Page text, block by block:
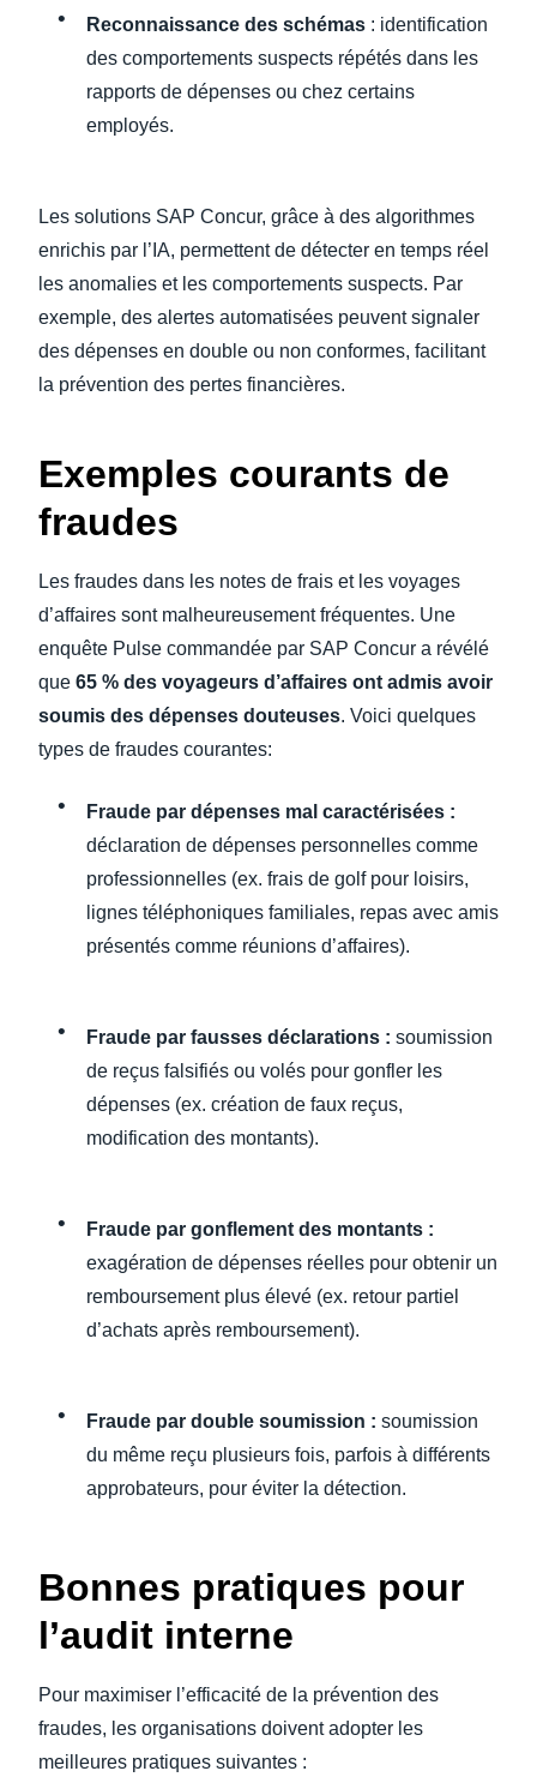
Reconnaissance des schémas : identification
des comportements suspects répétés dans les
rapports de dépenses ou chez certains
employés.
Les solutions SAP Concur, grâce à des algorithmes
enrichis par l’IA, permettent de détecter en temps réel
les anomalies et les comportements suspects. Par
exemple, des alertes automatisées peuvent signaler
des dépenses en double ou non conformes, facilitant
la prévention des pertes financières.
Exemples courants de
fraudes
Les fraudes dans les notes de frais et les voyages
d’affaires sont malheureusement fréquentes. Une
enquête Pulse commandée par SAP Concur a révélé
que 65 % des voyageurs d’affaires ont admis avoir
soumis des dépenses douteuses. Voici quelques
types de fraudes courantes:
Fraude par dépenses mal caractérisées :
déclaration de dépenses personnelles comme
professionnelles (ex. frais de golf pour loisirs,
lignes téléphoniques familiales, repas avec amis
présentés comme réunions d’affaires).
Fraude par fausses déclarations : soumission
de reçus falsifiés ou volés pour gonfler les
dépenses (ex. création de faux reçus,
modification des montants).
Fraude par gonflement des montants :
exagération de dépenses réelles pour obtenir un
remboursement plus élevé (ex. retour partiel
d’achats après remboursement).
Fraude par double soumission : soumission
du même reçu plusieurs fois, parfois à différents
approbateurs, pour éviter la détection.
Bonnes pratiques pour
l’audit interne
Pour maximiser l’efficacité de la prévention des
fraudes, les organisations doivent adopter les
meilleures pratiques suivantes :